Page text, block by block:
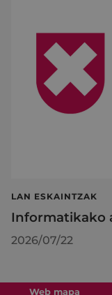
LAN ESKAINTZAK
Informatikako
2026/07/22
Web mapa